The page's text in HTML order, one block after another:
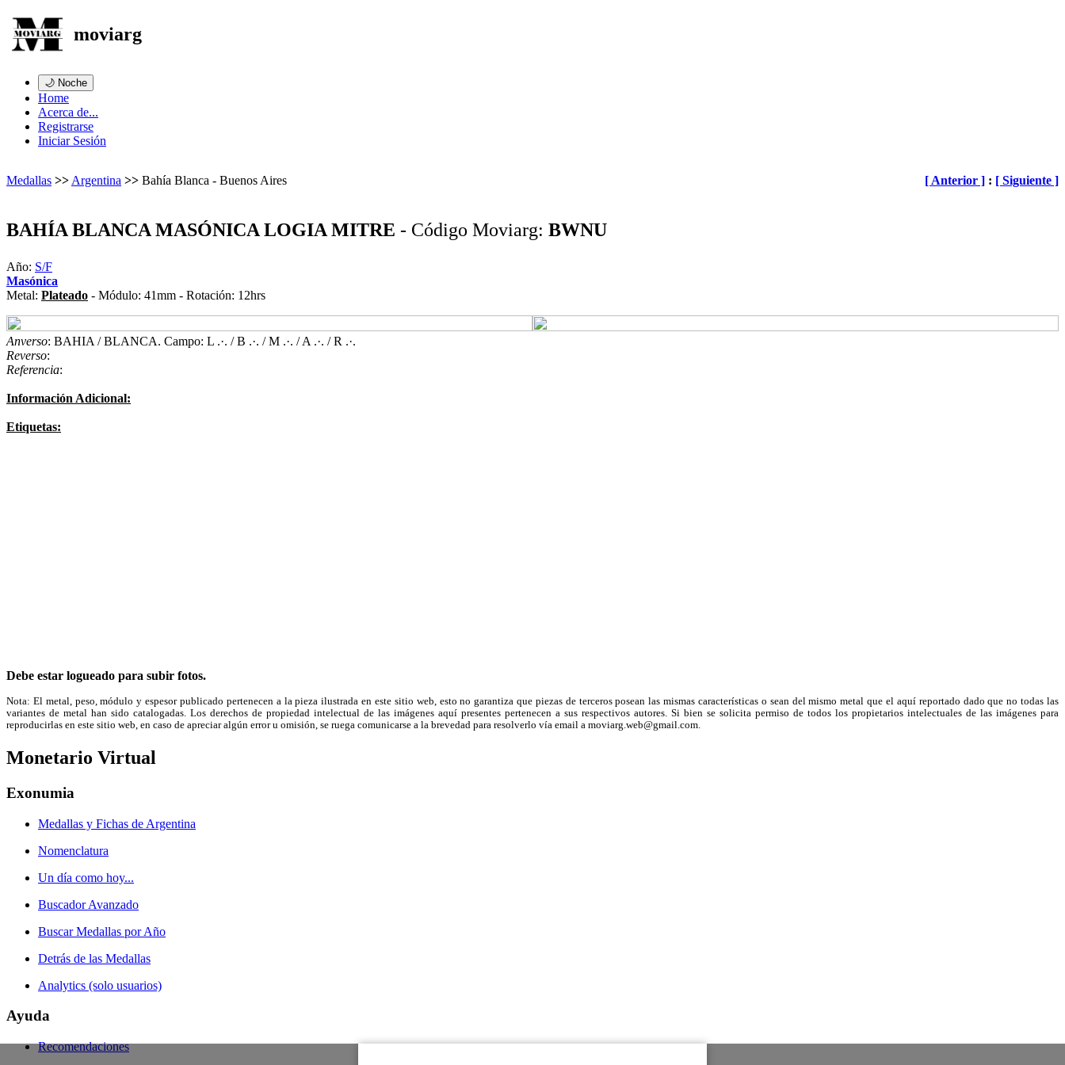
moviarg
🌙 Noche
Home
Acerca de...
Registrarse
Iniciar Sesión
Medallas >> Argentina >> Bahía Blanca - Buenos Aires [ Anterior ] : [ Siguiente ]
BAHÍA BLANCA MASÓNICA LOGIA MITRE - Código Moviarg: BWNU
Año: S/F
Masónica
Metal: Plateado - Módulo: 41mm - Rotación: 12hrs
Anverso: BAHIA / BLANCA. Campo: L .·. / B .·. / M .·. / A .·. / R .·.
Reverso:
Referencia:
Información Adicional:
Etiquetas:
Debe estar logueado para subir fotos.
Nota: El metal, peso, módulo y espesor publicado pertenecen a la pieza ilustrada en este sitio web, esto no garantiza que piezas de terceros posean las mismas características o sean del mismo metal que el aquí reportado dado que no todas las
variantes de metal han sido catalogadas. Los derechos de propiedad intelectual de las imágenes aquí presentes pertenecen a sus respectivos autores. Si bien se solicita permiso de todos los propietarios intelectuales de las imágenes para
reproducirlas en este sitio web, en caso de apreciar algún error u omisión, se ruega comunicarse a la brevedad para resolverlo vía email a moviarg.web@gmail.com.
Monetario Virtual
Exonumia
Medallas y Fichas de Argentina
Nomenclatura
Un día como hoy...
Buscador Avanzado
Buscar Medallas por Año
Detrás de las Medallas
Analytics (solo usuarios)
Ayuda
Recomendaciones